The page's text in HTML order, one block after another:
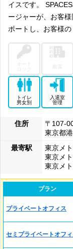
イスです。
ージャーが、お客
ポートし、お客様
トイレ
男女別
入退室
管理
住所
〒107-
東京都
最寄駅
東京メ
東京メ
東京メ
プラン
プライベートオフィス
セミプライベートオフ